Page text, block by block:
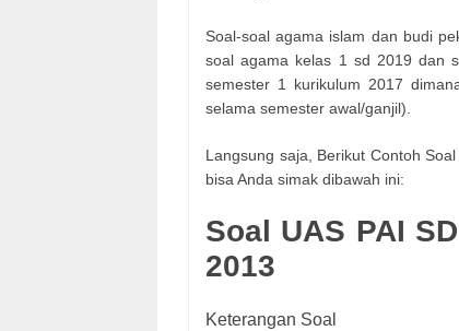
Soal-soal agama islam dan budi
soal agama kelas 1 sd 2019 dan
semester 1 kurikulum 2017
selama semester awal/ganjil).
Langsung saja, Berikut Contoh
bisa Anda simak dibawah ini:
Soal UAS PAI
2013
Keterangan Soal